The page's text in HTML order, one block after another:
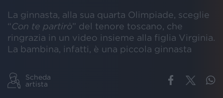
La ginnasta, alla sua quarta Olimpiade, sceglie
“ Con te partirò” del tenore toscano, che
ringrazia in un video insieme alla figlia Virginia.
La bambina, infatti, è una piccola ginnasta
Scheda
artista